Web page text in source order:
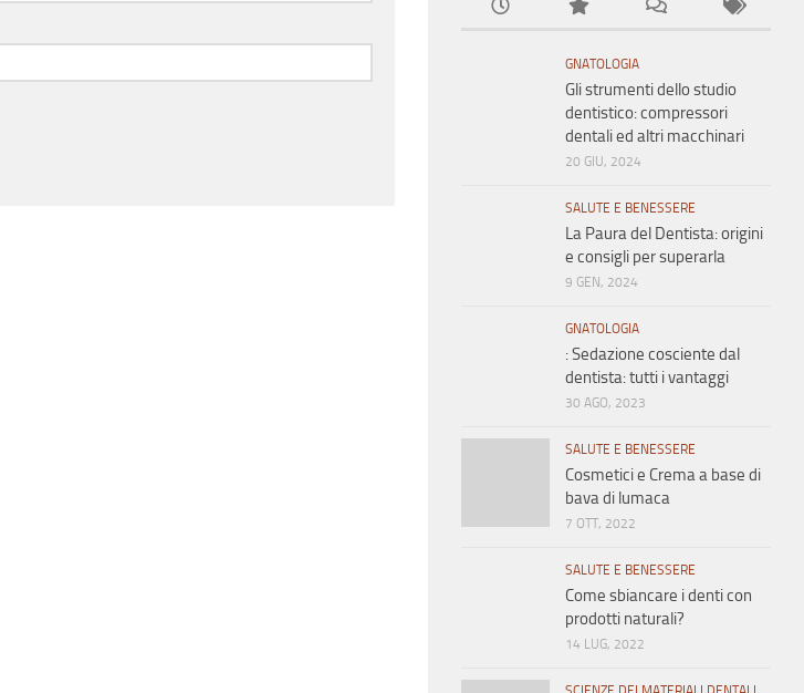
GNATOLOGIA
Gli strumenti dello studio
dentistico: compressori
dentali ed altri macchinari
20 GIU, 2024
SALUTE E BENESSERE
La Paura del Dentista: origini
e consigli per superarla
9 GEN, 2024
GNATOLOGIA
: Sedazione cosciente dal
dentista: tutti i vantaggi
30 AGO, 2023
SALUTE E BENESSERE
Cosmetici e Crema a base di
bava di lumaca
7 OTT, 2022
SALUTE E BENESSERE
Come sbiancare i denti con
prodotti naturali?
14 LUG, 2022